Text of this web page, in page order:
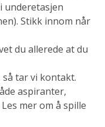
underetasjen
Stikk innom når
du allerede at du
tar vi kontakt.
aspiranter,
mer om å spille